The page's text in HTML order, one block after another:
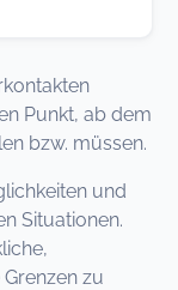
Punkt, ab dem
bzw. müssen.
und
Situationen.
zu